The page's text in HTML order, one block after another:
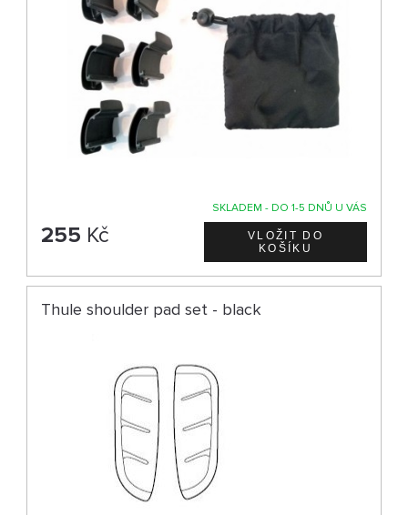
SKLADEM - DO 1-5 DNŮ U VÁS
255 Kč
Thule shoulder pad set - black